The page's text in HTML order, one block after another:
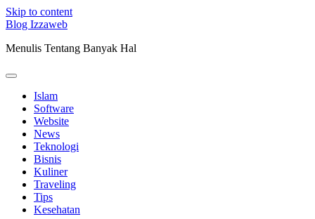
Skip to content
Blog Izzaweb
Menulis Tentang Banyak Hal
Islam
Software
Website
News
Teknologi
Bisnis
Kuliner
Traveling
Tips
Kesehatan